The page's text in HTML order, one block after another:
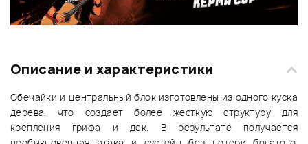
Описание и характеристики
Обечайки и центральный блок изготовлены из одного куска
дерева, что создает более жесткую структуру для
крепления грифа и дек. В результате получается